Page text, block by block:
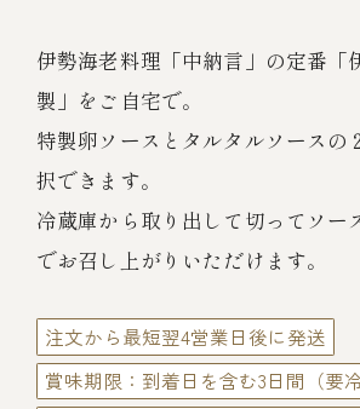
全ての商品を見る
鉄板焼ひかり
中納言
伊勢海老料理（中納言厨房
お弁当（冷凍）
その他
ギフト/贈り物
伊勢海老料理「中納言」の定番「
製」をご自宅で。
特製卵ソースとタルタルソースの
択できます。
冷蔵庫から取り出して切ってソー
でお召し上がりいただけます。
注文から最短翌4営業日後に発送
賞味期限：到着日を含む3日間（要冷